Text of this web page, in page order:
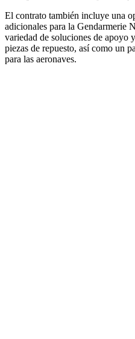
El contrato también incluye una
adicionales para la Gendarmerie
variedad de soluciones de apoyo
piezas de repuesto, así como un
para las aeronaves.